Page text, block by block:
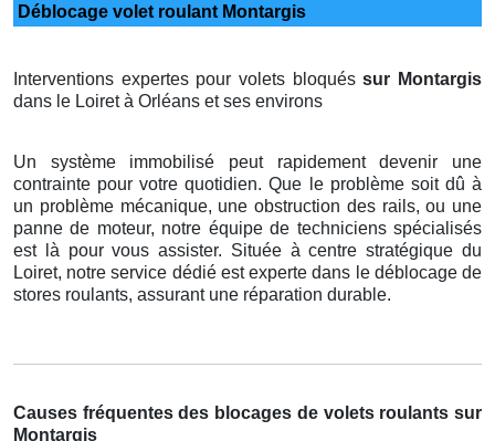
Déblocage volet roulant Montargis
Interventions expertes pour volets bloquéssur Montargis
dans le Loiret à Orléans et ses environs
Un système immobilisé peut rapidement devenir une
contrainte pour votre quotidien. Que le problème soit dû à
un problème mécanique, une obstruction des rails, ou une
panne de moteur, notre équipe de techniciens spécialisés
est là pour vous assister. Située à centre stratégique du
Loiret, notre service dédié est experte dans le déblocage de
stores roulants, assurant une réparation durable.
Causes fréquentes des blocages de volets roulants sur
Montargis